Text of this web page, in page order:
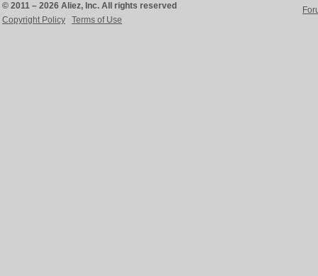
© 2011 – 2026 Aliez, Inc. All rights reserved
Copyright Policy
Terms of Use